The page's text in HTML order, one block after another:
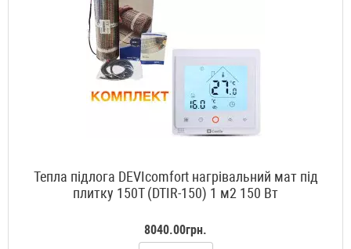
Тепла підлога DEVIcomfort нагрівальний мат під
плитку 150T (DTIR-150) 1 м2 150 Вт
8040.00грн.